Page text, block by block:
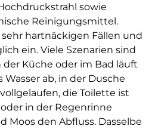
sowie
Reinigungsmittel.
hartnäckigen Fällen und
ein. Viele Szenarien sind
Küche oder im Bad läuft
ab, in der Dusche
die Toilette ist
in der Regenrinne
Moos den Abfluss. Dasselbe